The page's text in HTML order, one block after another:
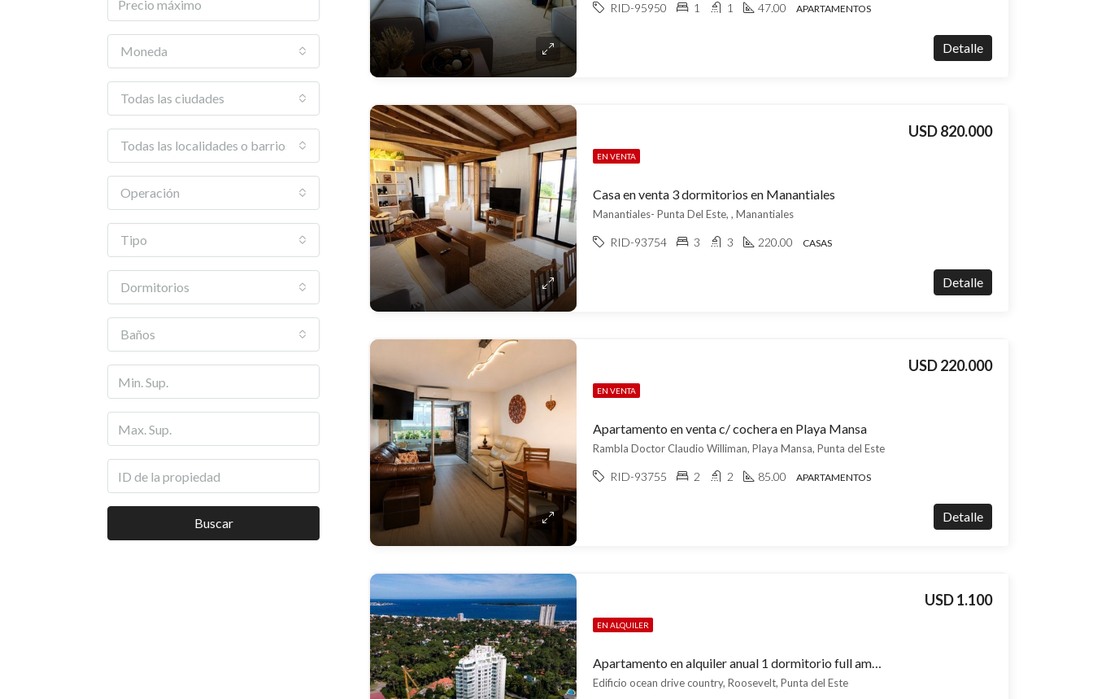
RID-95950 1 1 47.00 APARTAMENTOS
Detalle
EN VENTA
Casa en venta 3 dormitorios en Manantiales
USD 820.000
Manantiales- Punta Del Este, , Manantiales
RID-93754 3 3 220.00 CASAS
Detalle
EN VENTA
Apartamento en venta c/ cochera en Playa Mansa
USD 220.000
Rambla Doctor Claudio Williman, Playa Mansa, Punta del Este
RID-93755 2 2 85.00 APARTAMENTOS
Detalle
EN ALQUILER
Apartamento en alquiler anual 1 dormitorio full amenities con cochera, Roosevelt
USD 1.100
Edificio ocean drive country, Roosevelt, Punta del Este
Moneda
Todas las ciudades
Todas las localidades o barrios
Operación
Tipo
Dormitorios
Baños
Buscar